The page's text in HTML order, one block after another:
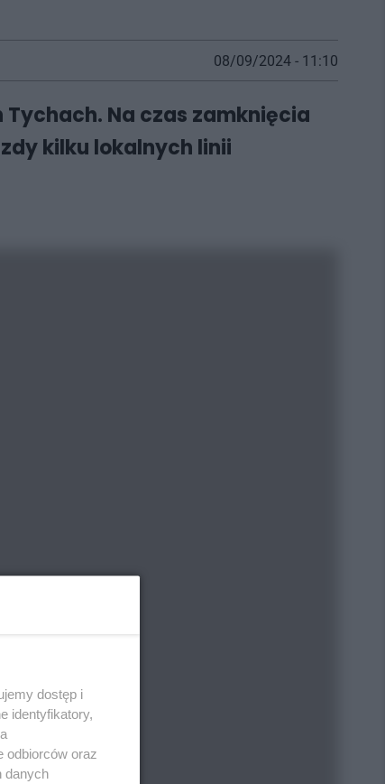
08/09/2024 - 11:10
Na czas zamknięcia
kilku lokalnych linii
dostęp i
identyfikatory,
odbiorców oraz
danych